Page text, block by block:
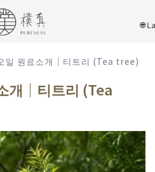
일 원료소개｜티트리 (Tea tree)
개｜티트리 (Tea